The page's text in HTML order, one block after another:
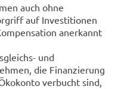
auch ohne
auf Investitionen
anerkannt
und
die Finanzierung
verbucht sind,